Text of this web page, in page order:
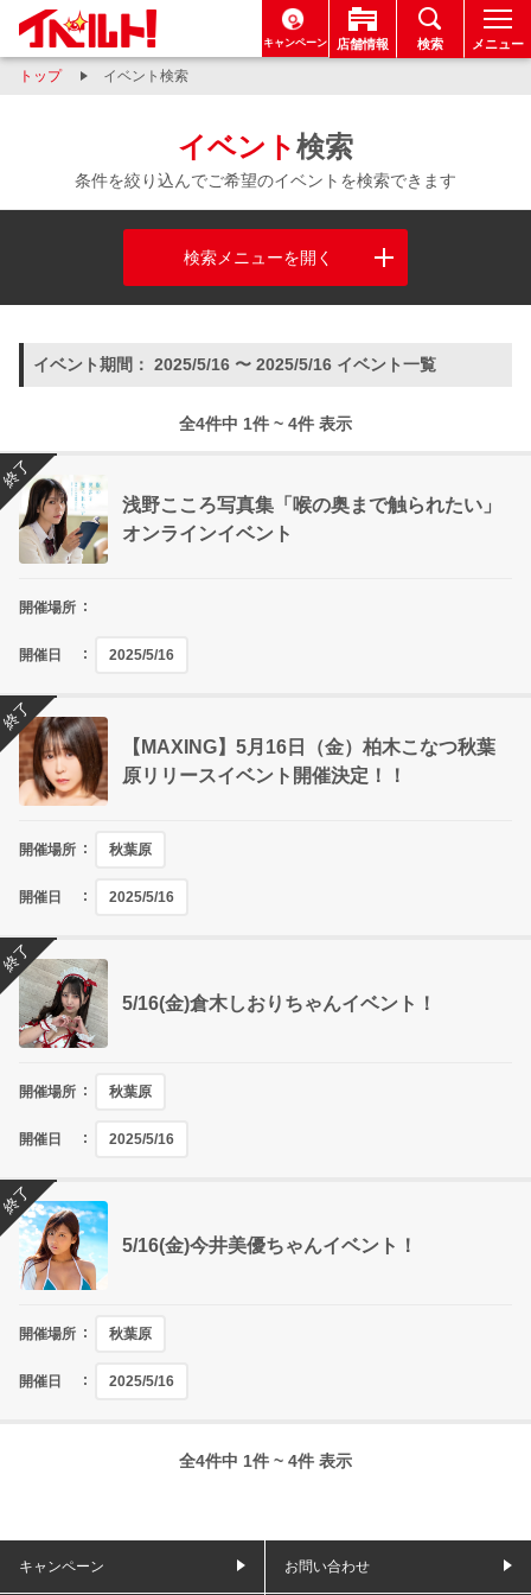
キャンペーン 店舗情報 検索 メニュー
トップ イベント検索
イベント検索
条件を絞り込んでご希望のイベントを検索できます
検索メニューを開く
イベント期間： 2025/5/16 〜 2025/5/16 イベント一覧
全4件中 1件 ~ 4件 表示
浅野こころ写真集「喉の奥まで触られたい」
オンラインイベント
開催場所
開催日 2025/5/16
終了
【MAXING】5月16日（金）柏木こなつ秋葉
原リリースイベント開催決定！！
開催場所 秋葉原
開催日 2025/5/16
終了
5/16(金)倉木しおりちゃんイベント！
開催場所 秋葉原
開催日 2025/5/16
終了
5/16(金)今井美優ちゃんイベント！
開催場所 秋葉原
開催日 2025/5/16
終了
全4件中 1件 ~ 4件 表示
キャンペーン お問い合わせ